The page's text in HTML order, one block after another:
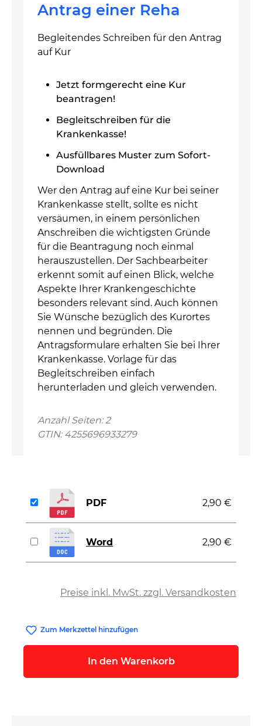
Antrag einer Reha
Begleitendes Schreiben für den Antrag
auf Kur
Jetzt formgerecht eine Kur
beantragen!
Begleitschreiben für die
Krankenkasse!
Ausfüllbares Muster zum Sofort-
Download
Wer den Antrag auf eine Kur bei seiner
Krankenkasse stellt, sollte es nicht
versäumen, in einem persönlichen
Anschreiben die wichtigsten Gründe
für die Beantragung noch einmal
herauszustellen. Der Sachbearbeiter
erkennt somit auf einen Blick, welche
Aspekte Ihrer Krankengeschichte
besonders relevant sind. Auch können
Sie Wünsche bezüglich des Kurortes
nennen und begründen. Die
Antragsformulare erhalten Sie bei Ihrer
Krankenkasse. Vorlage für das
Begleitschreiben einfach
herunterladen und gleich verwenden.
Anzahl Seiten: 2
GTIN: 4255696933279
Preise inkl. MwSt. zzgl. Versandkosten
PDF 2,90 €
Word 2,90 €
Zum Merkzettel hinzufügen
In den Warenkorb